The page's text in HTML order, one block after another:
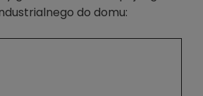
do domu: